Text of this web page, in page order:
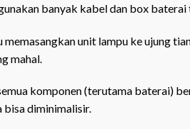
banyak kabel dan box
memasangkan unit lampu ke ujung
mahal.
komponen (terutama baterai)
bisa diminimalisir.